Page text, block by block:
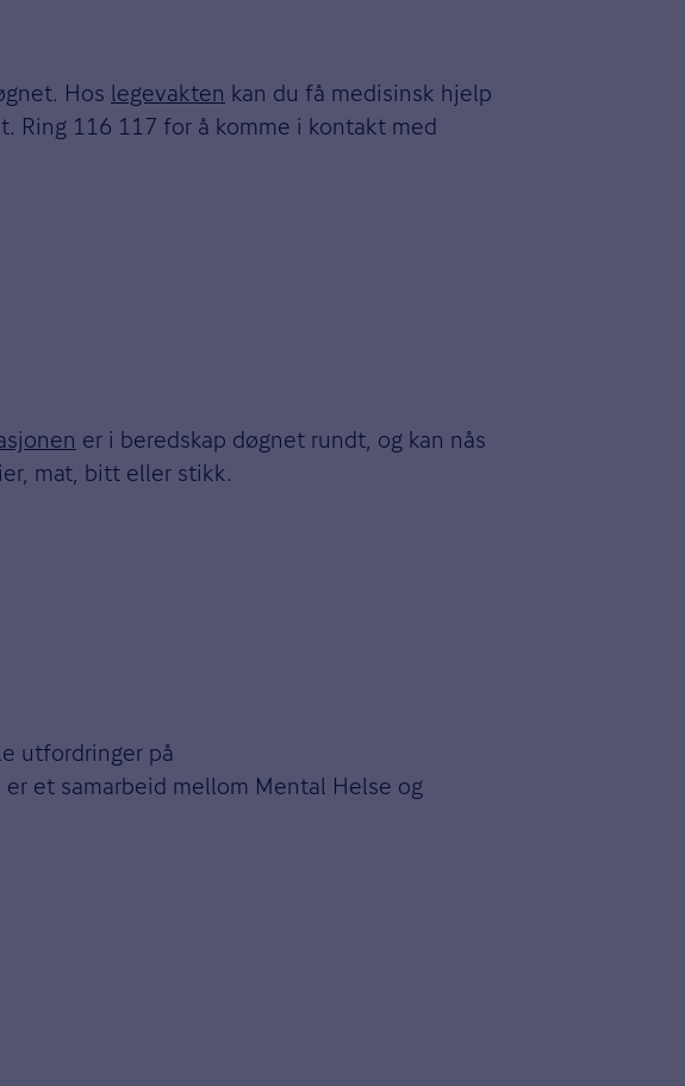
Hos legevakten kan du få medisinsk hjelp
116 117 for å komme i kontakt med
er i beredskap døgnet rundt, og kan nås
mat, bitt eller stikk.
utfordringer på
et samarbeid mellom Mental Helse og